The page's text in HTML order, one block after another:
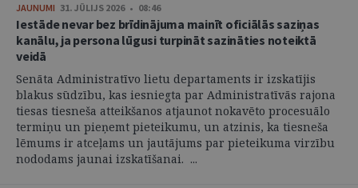
JAUNUMI 31. JŪLIJS 2026 • 08:46
Iestāde nevar bez brīdinājuma mainīt oficiālās saziņas
kanālu, ja persona lūgusi turpināt sazināties noteiktā
veidā
Senāta Administratīvo lietu departaments ir izskatījis
blakus sūdzību, kas iesniegta par Administratīvās rajona
tiesas tiesneša atteikšanos atjaunot nokavēto procesuālo
termiņu un pieņemt pieteikumu, un atzinis, ka tiesneša
lēmums ir atceļams un jautājums par pieteikuma virzību
nododams jaunai izskatīšanai. ...